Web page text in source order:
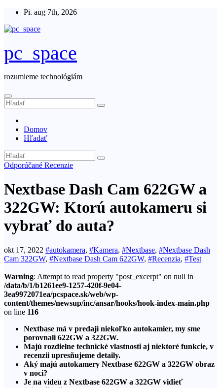
Skip
content
Pi. aug 7th, 2026
pc_space
rozumieme technológiám
Domov
Hľadať
Odporúčané Recenzie
Nextbase Dash Cam 622GW a
322GW: Ktorú autokameru si
vybrať do auta?
okt 17, 2022 #autokamera, #Kamera, #Nextbase, #Nextbase Dash
Cam 322GW, #Nextbase Dash Cam 622GW, #Recenzia, #Test
Warning: Attempt to read property "post_excerpt" on null in
/data/b/1/b1261ee9-1257-420f-9e04-
3ea9972071ea/pcspace.sk/web/wp-
content/themes/newsup/inc/ansar/hooks/hook-index-main.php
on line 116
Nextbase má v predaji niekoľko autokamier, my sme
porovnali 622GW a 322GW.
Majú rozdielne technické vlastnosti aj niektoré funkcie, v
recenzii upresňujeme detaily.
Aký majú autokamery Nextbase 622GW a 322GW obraz
v noci?
Je na videu z Nextbase 622GW a 322GW vidieť